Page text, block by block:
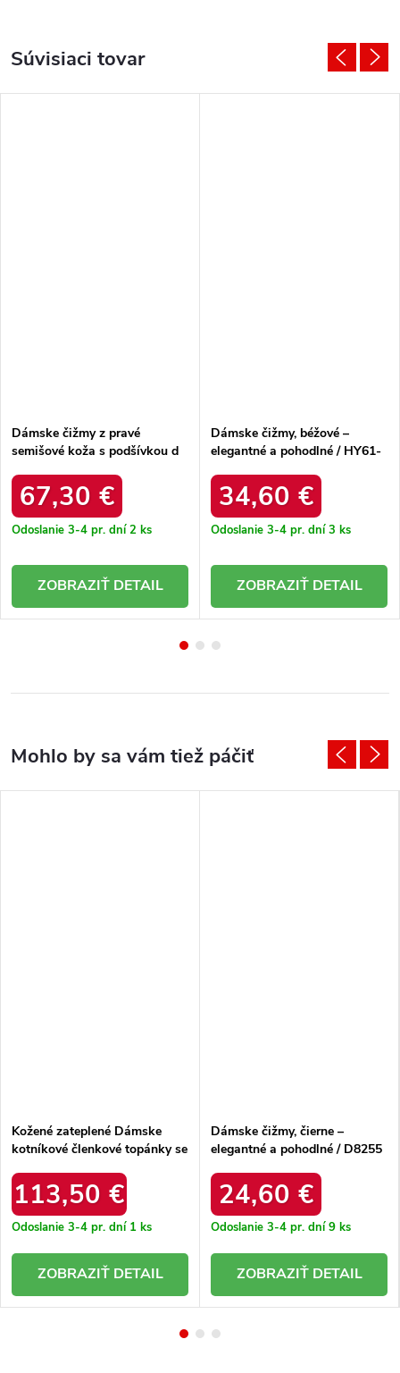
Súvisiaci tovar
Dámske čižmy z pravé
semišové koža s podšívkou d
LACK
67,30 €
Odoslanie 3-4 pr. dní2 ks
DETAIL
Dámske čižmy, béžové –
elegantné a pohodlné / HY61-
34,60 €
Odoslanie 3-4 pr. dní3 ks
DETAIL
Kožené zateplené Dámske
kotníkové členkové topánky se
zazoo 60482 tmavo béžove /
60482 V.FANGO+CN
113,50 €
Odoslanie 3-4 pr. dní 1 ks
DETAIL
Dámske čižmy, čierne –
elegantné a pohodlné / D8255
24,60 €
Odoslanie 3-4 pr. dní9 ks
DETAIL